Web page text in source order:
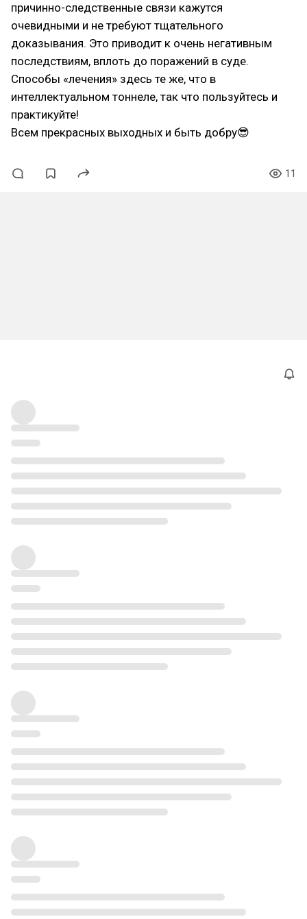
причинно-следственные связи кажутся
очевидными и не требуют тщательного
доказывания. Это приводит к очень негативным
последствиям, вплоть до поражений в суде.
Способы «лечения» здесь те же, что в
интеллектуальном тоннеле, так что пользуйтесь и
практикуйте!
Всем прекрасных выходных и быть добру😎
11